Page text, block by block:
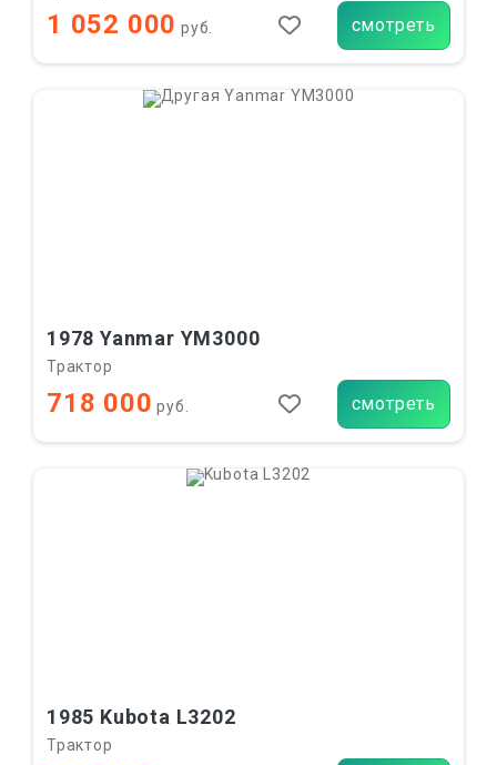
1 052 000 руб. смотреть
1978 Yanmar YM3000
Трактор
718 000 руб. смотреть
1985 Kubota L3202
Трактор